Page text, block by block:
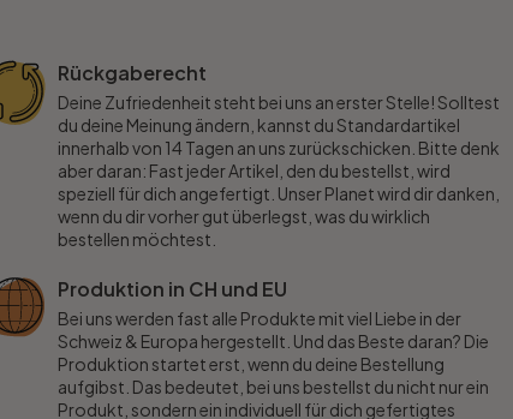
Rückgaberecht
Deine Zufriedenheit steht bei uns an erster Stelle! Solltest
du deine Meinung ändern, kannst du Standardartikel
innerhalb von 14 Tagen an uns zurückschicken. Bitte denk
aber daran: Fast jeder Artikel, den du bestellst, wird
speziell für dich angefertigt. Unser Planet wird dir danken,
wenn du dir vorher gut überlegst, was du wirklich
bestellen möchtest.
Produktion in CH und EU
Bei uns werden fast alle Produkte mit viel Liebe in der
Schweiz & Europa hergestellt. Und das Beste daran? Die
Produktion startet erst, wenn du deine Bestellung
aufgibst. Das bedeutet, bei uns bestellst du nicht nur ein
Produkt, sondern ein individuell für dich gefertigtes